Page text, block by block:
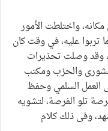
واختلطت الأمور
تربوا عليه، في وقت كان
وقد وصلت تحذيرات
والحزب ومكتب
العمل السلمي وحفظ
تلو الفرصة، لتشويه
وفى ذلك كلام